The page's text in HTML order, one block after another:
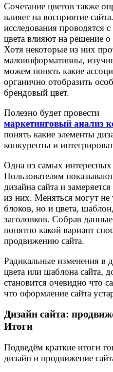
Сочетание цветов также
влияет на восприятие
исследования проводятся
цвета влияют на решение
Хотя некоторые из них
малоинформативны,
можем понять какие
органично отобразить
брендовый цвет.
Полезно будет провести
маркетинговый анализ
понять какие элементы
конкуренты и
Одна из самых
Пользователям
дизайна сайта и
из них. Меняться могут не
блоков, но и цвета,
заголовков. Собрав
понятно какой вариант
продвижению сайта.
Радикальные изменения в
цвета или шаблона сайта,
становится очевидно что
что оформление сайта
Дизайн сайта:
Итоги
Подведём краткие итоги
дизайн и продвижение